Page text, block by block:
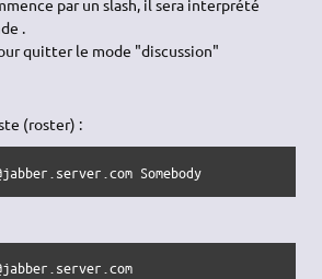
par un slash, il sera interprété
.
quitter le mode "discussion"
(roster) :
Somebody